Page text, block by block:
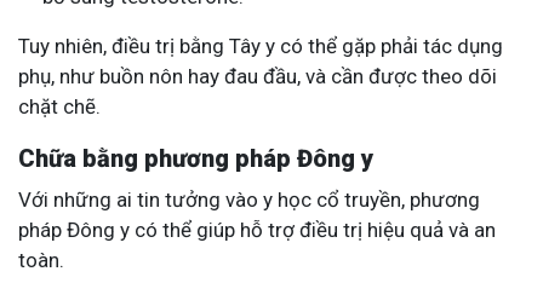
Tuy nhiên, điều trị bằng Tây y có thể gặp phải tác dụng
phụ, như buồn nôn hay đau đầu, và cần được theo dõi
chặt chẽ.
Chữa bằng phương pháp Đông y
Với những ai tin tưởng vào y học cổ truyền, phương
pháp Đông y có thể giúp hỗ trợ điều trị hiệu quả và an
toàn.